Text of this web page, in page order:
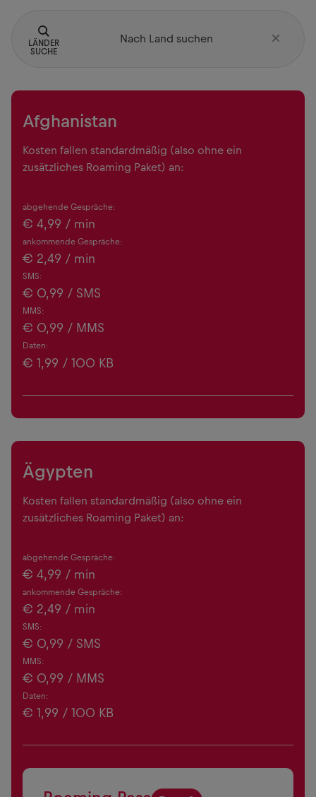
LÄNDER
SUCHE
Afghanistan
Kosten fallen standardmäßig (also ohne ein
zusätzliches Roaming Paket) an:
abgehende Gespräche:
€ 4,99 / min
ankommende Gespräche:
€ 2,49 / min
SMS:
€ 0,99 / SMS
MMS:
€ 0,99 / MMS
Daten:
€ 1,99 / 100 KB
Ägypten
Kosten fallen standardmäßig (also ohne ein
zusätzliches Roaming Paket) an:
abgehende Gespräche:
€ 4,99 / min
ankommende Gespräche:
€ 2,49 / min
SMS:
€ 0,99 / SMS
MMS:
€ 0,99 / MMS
Daten:
€ 1,99 / 100 KB